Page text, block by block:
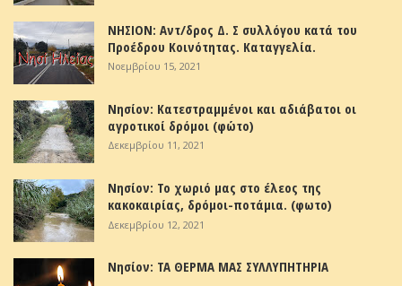
ΝΗΣΙΟΝ: Αντ/δρος Δ. Σ συλλόγου κατά του
Προέδρου Κοινότητας. Καταγγελία.
Νοεμβρίου 15, 2021
Νησίον: Κατεστραμμένοι και αδιάβατοι οι
αγροτικοί δρόμοι (φώτο)
Δεκεμβρίου 11, 2021
Νησίον: Το χωριό μας στο έλεος της
κακοκαιρίας, δρόμοι-ποτάμια. (φωτο)
Δεκεμβρίου 12, 2021
Νησίον: ΤΑ ΘΕΡΜΑ ΜΑΣ ΣΥΛΛΥΠΗΤΗΡΙΑ